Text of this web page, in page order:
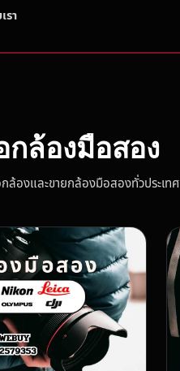
รา
ล้องมือสอง
องและขายกล้องมือสองทั่วประเทศ